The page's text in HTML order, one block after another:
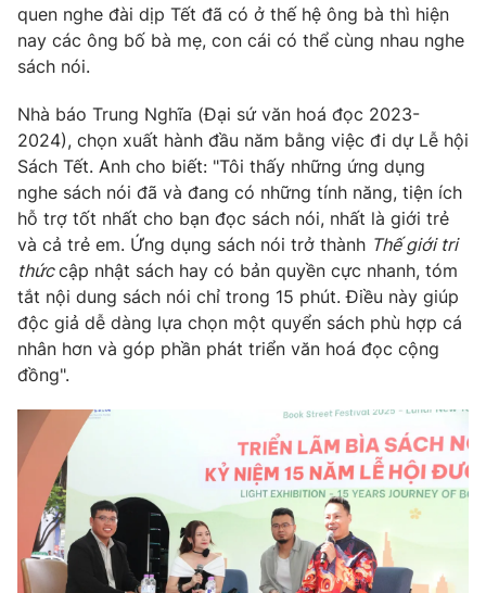
Phim VTV
Hậu trường
Nhân vật
Khán giả
Giải sao mai
Giải trí
Âm nhạc
Sao
Đời sống
Du lịch
Làm đẹp
Chất lượng cuộc sống
Giáo dục
Tuyển sinh
Học trực tuyến
Công nghệ
Hitech Công nghệ tương lai
Sản phẩm
Thị trường
Tư vấn
Giao lưu trực tuyến
Lịch phát sóng
Chuyên mục khác
Emagazine Podcast
Photo Infographic
quen nghe đài dịp Tết đã có ở thế hệ ông bà thì hiện
nay các ông bố bà mẹ, con cái có thể cùng nhau nghe
sách nói.
Nhà báo Trung Nghĩa (Đại sứ văn hoá đọc 2023-
2024), chọn xuất hành đầu năm bằng việc đi dự Lễ hội
Sách Tết. Anh cho biết: "Tôi thấy những ứng dụng
nghe sách nói đã và đang có những tính năng, tiện ích
hỗ trợ tốt nhất cho bạn đọc sách nói, nhất là giới trẻ
và cả trẻ em. Ứng dụng sách nói trở thành Thế giới tri
thứccập nhật sách hay có bản quyền cực nhanh, tóm
tắt nội dung sách nói chỉ trong 15 phút. Điều này giúp
độc giả dễ dàng lựa chọn một quyển sách phù hợp cá
nhân hơn và góp phần phát triển văn hoá đọc cộng
đồng".